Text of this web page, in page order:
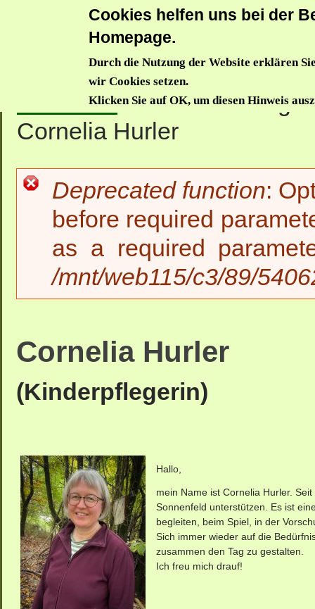
Cookies helfen uns bei der
Homepage.
Durch die Nutzung der Website erklären
wir Cookies setzen.
Klicken Sie auf OK, um diesen Hinweis
Trägerverein Waldkindergarten
Startseite >>
Cornelia Hurler
Fehlermeldung
Deprecated function:
before required
as a required
/mnt/web115/c3/89/
Cornelia Hurler
(Kinderpflegerin)
Hallo,
mein Name ist Cornelia Hurler.
Sonnenfeld unterstützen. Es ist
begleiten, beim Spiel, in der
Sich immer wieder auf die
zusammen den Tag zu gestalten.
Ich freu mich drauf!